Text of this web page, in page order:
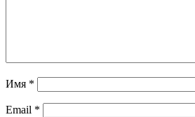
Имя *
Email *